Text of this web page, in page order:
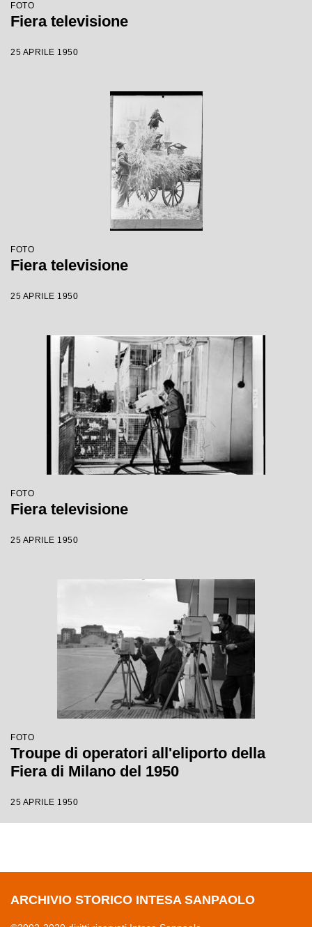
FOTO
Fiera televisione
25 APRILE 1950
FOTO
Fiera televisione
25 APRILE 1950
FOTO
Fiera televisione
25 APRILE 1950
FOTO
Troupe di operatori all'eliporto della
Fiera di Milano del 1950
25 APRILE 1950
ARCHIVIO STORICO INTESA SANPAOLO